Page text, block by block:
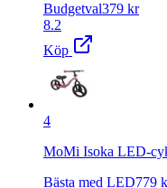
Budgetval379 kr
8.2
Köp
4
MoMi Isoka LED-
Bästa med LED779